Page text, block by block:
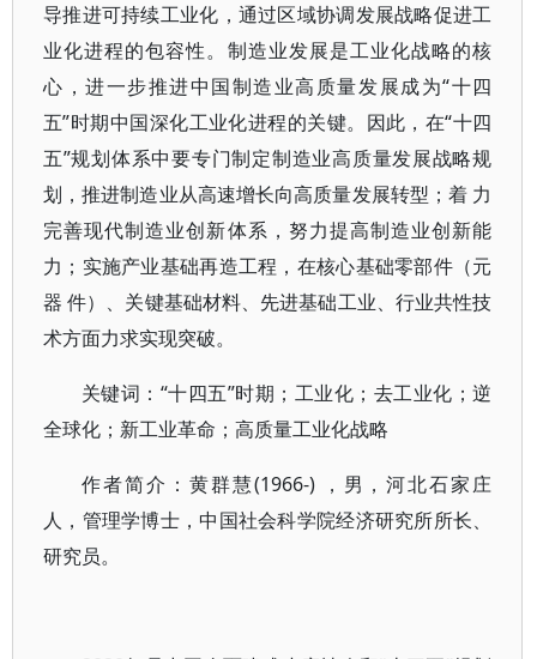
导推进可持续工业化，通过区域协调发展战略促进工
业化进程的包容性。制造业发展是工业化战略的核
心，进一步推进中国制造业高质量发展成为“十四
五”时期中国深化工业化进程的关键。因此，在“十四
五”规划体系中要专门制定制造业高质量发展战略规
划，推进制造业从高速增长向高质量发展转型；着 力
完善现代制造业创新体系，努力提高制造业创新能
力；实施产业基础再造工程，在核心基础零部件（元
器 件）、关键基础材料、先进基础工业、行业共性技
术方面力求实现突破。
关键词：“十四五”时期；工业化；去工业化；逆
全球化；新工业革命；高质量工业化战略
作者简介：黄群慧(1966-) ，男，河北石家庄
人，管理学博士，中国社会科学院经济研究所所长、
研究员。